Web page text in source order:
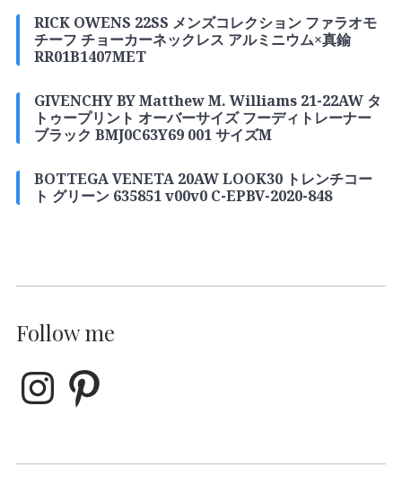
RICK OWENS 22SS メンズコレクション ファラオモ
チーフ チョーカーネックレス アルミニウム×真鍮
RR01B1407MET
GIVENCHY BY Matthew M. Williams 21-22AW タ
トゥープリント オーバーサイズ フーディトレーナー
ブラック BMJ0C63Y69 001 サイズM
BOTTEGA VENETA 20AW LOOK30 トレンチコー
ト グリーン 635851 v00v0 C-EPBV-2020-848
Follow me